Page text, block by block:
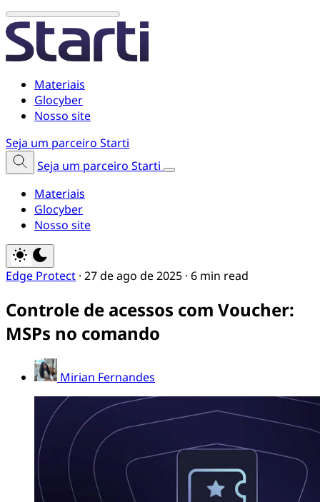
Materiais
Glocyber
Nosso site
Seja um parceiro Starti
Seja um parceiro Starti
Materiais
Glocyber
Nosso site
Edge Protect · 27 de ago de 2025 · 6 min read
Controle de acessos com Voucher:
MSPs no comando
Mirian Fernandes